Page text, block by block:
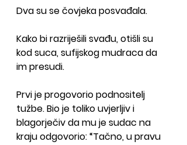
Dva su se čovjeka posvađala.
Kako bi razriješili svađu, otišli su
kod suca, sufijskog mudraca da
im presudi.
Prvi je progovorio podnositelj
tužbe. Bio je toliko uvjerljiv i
blagorječiv da mu je sudac na
kraju odgovorio: “Tačno, u pravu